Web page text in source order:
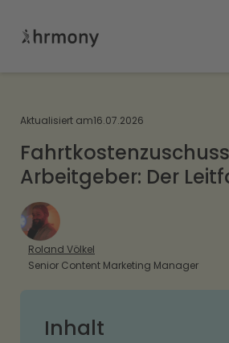
Aktualisiert am16.07.2026
Arbeitgeber: Der
Roland Völkel
Senior Content Marketing Manager
Inhalt